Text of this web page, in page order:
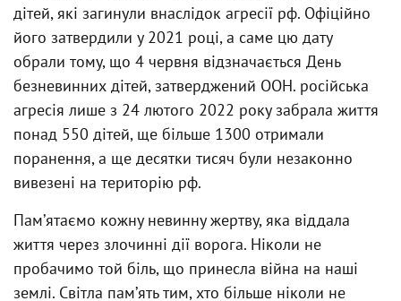
дітей, які загинули внаслідок агресії рф. Офіційно
його затвердили у 2021 році, а саме цю дату
обрали тому, що 4 червня відзначається День
безневинних дітей, затверджений ООН. російська
агресія лише з 24 лютого 2022 року забрала життя
понад 550 дітей, ще більше 1300 отримали
поранення, а ще десятки тисяч були незаконно
вивезені на територію рф.
Памʼятаємо кожну невинну жертву, яка віддала
життя через злочинні дії ворога. Ніколи не
пробачимо той біль, що принесла війна на наші
землі. Світла памʼять тим, хто більше ніколи не